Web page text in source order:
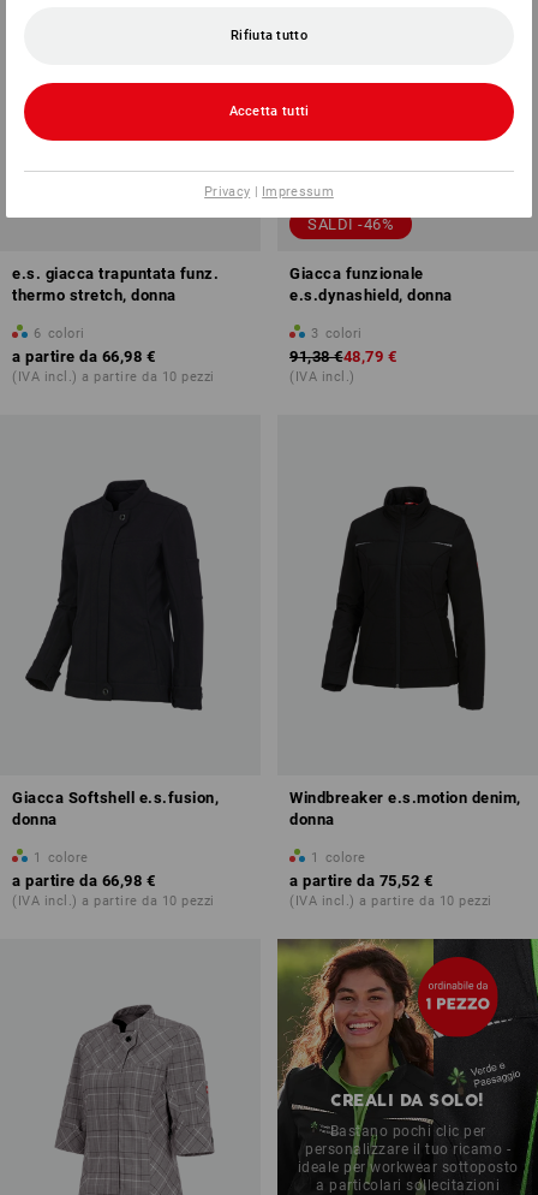
e.s. giacca trapuntata funz.
thermo stretch, donna
6 colori
a partire da 66,98 €
(IVA incl.) a partire da 10 pezzi
SALDI -46%
Giacca funzionale
e.s.dynashield, donna
3 colori
91,38 €48,79 €
(IVA incl.)
Giacca Softshell e.s.fusion,
donna
1 colore
a partire da 66,98 €
(IVA incl.) a partire da 10 pezzi
Windbreaker e.s.motion denim,
donna
1 colore
a partire da 75,52 €
(IVA incl.) a partire da 10 pezzi
CREALI DA SOLO!
Bastano pochi clic per
personalizzare il tuo ricamo -
ideale per workwear sottoposto
a particolari sollecitazioni
Rifiuta tutto
Accetta tutti
Privacy | Impressum